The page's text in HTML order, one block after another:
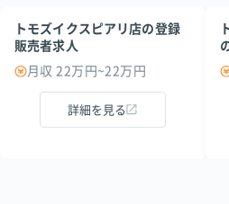
トモズイクスピアリ店の登録
販売者求人
月収 22万円~22万円
詳細を見る